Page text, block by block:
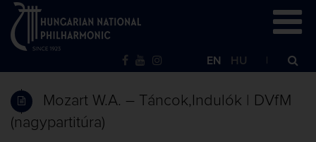
EN HU
Mozart W.A. – Táncok,Indulók | DVfM
(nagypartitúra)